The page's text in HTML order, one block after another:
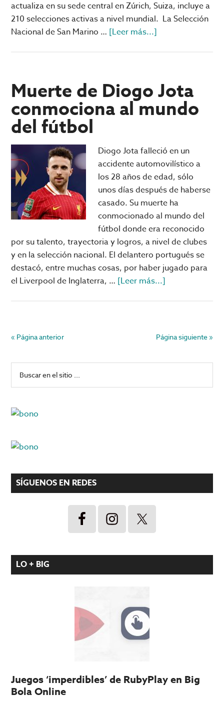
actualiza en su sede central en Zúrich, Suiza, incluye a
210 selecciones activas a nivel mundial. La Selección
Nacional de San Marino … [Leer más...]
repite
como
la
de
la
FIFA
Muerte de Diogo Jota
conmociona al mundo
del fútbol
Diogo Jota falleció en un
accidente automovilístico a
los 28 años de edad, sólo
unos días después de haberse
casado. Su muerte ha
conmocionado al mundo del
fútbol donde era reconocido
por su talento, trayectoria y logros, a nivel de clubes
y en la selección nacional. El delantero portugués se
destacó, entre muchas cosas, por haber jugado para
el Liverpool de Inglaterra, … [Leer más...]
Diogo
mundo
« Página anterior Página siguiente »
Barra
lateral
principal
sitio
SÍGUENOS EN REDES
LO + BIG
Juegos ‘imperdibles’ de RubyPlay en Big
Bola Online